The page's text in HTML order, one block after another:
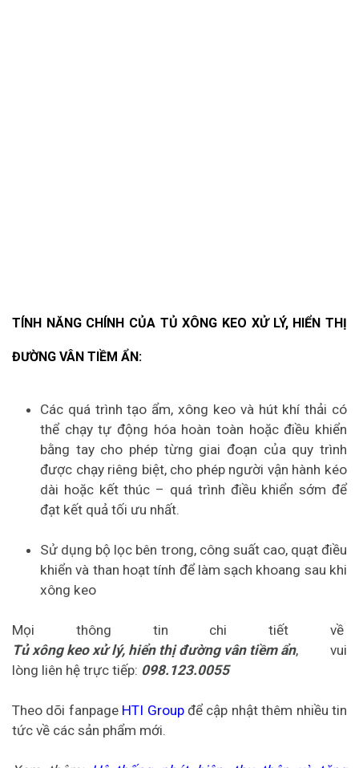
TÍNH NĂNG CHÍNH CỦA TỦ XÔNG KEO XỬ LÝ, HIỂN THỊ
ĐƯỜNG VÂN TIỀM ẨN:
Các quá trình tạo ẩm, xông keo và hút khí thải có
thể chạy tự động hóa hoàn toàn hoặc điều khiển
bằng tay cho phép từng giai đoạn của quy trình
được chạy riêng biệt, cho phép người vận hành kéo
dài hoặc kết thúc – quá trình điều khiển sớm để
đạt kết quả tối ưu nhất.
Sử dụng bộ lọc bên trong, công suất cao, quạt điều
khiển và than hoạt tính để làm sạch khoang sau khi
xông keo
Mọi thông tin chi tiết về
Tủ xông keo xử lý, hiển thị đường vân tiềm ẩn, vui
lòng liên hệ trực tiếp: 098.123.0055
Theo dõi fanpage HTI Group để cập nhật thêm nhiều tin
tức về các sản phẩm mới.